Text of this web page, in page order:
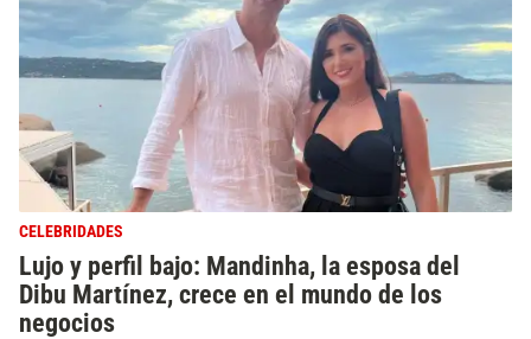
CELEBRIDADES
Lujo y perfil bajo: Mandinha, la esposa del
Dibu Martínez, crece en el mundo de los
negocios